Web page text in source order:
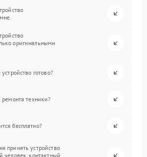
оригинальными
готово?
ремонта техники?
бесплатно?
принять устройство
человек, контактный